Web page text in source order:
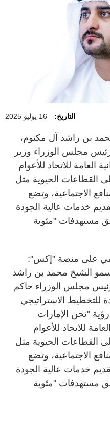
التاريخ: 16 يوليو 2025
بن راشد آل مكتوم،
مجلس الوزراء وزير
العامة للاتحاد للأعوام
على القطاعات الحيوية مثل
الاجتماعية، وتضع
خدمات عالية الجودة
مستهدفات "مئوية
على منصة "إكس":
الشيخ محمد بن راشد
مجلس الوزراء حاكم
للتخطيط الاستراتيجي
"نحن الإمارات
العامة للاتحاد للأعوام
على القطاعات الحيوية مثل
الاجتماعية، وتضع
خدمات عالية الجودة
مستهدفات "مئوية